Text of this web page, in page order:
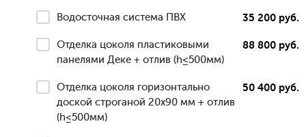
Водосточная система ПВХ 35 200 руб.
Отделка цоколя пластиковыми
панелями Деке + отлив (h≤500мм)
88 800 руб.
Отделка цоколя горизонтально
доской строганой 20х90 мм + отлив
(h≤500мм)
50 400 руб.